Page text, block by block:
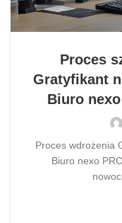
Proces
Gratyfikant
Biuro
Proces wdrożenia
Biuro nexo